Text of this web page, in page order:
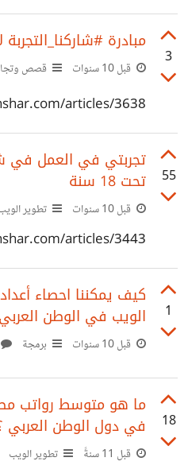
ولكن لا يمكنه سحبه،
شيء معين مثلاً، المعضلة هي
الرصيد الذي ربحه، والرصيد
ظهرت الكثير من الأخطاء،
3
مبادرة #شاركنا_التجربة
قبل 10 سنوات قصص
articles/3638/
55
تجربتي في العمل في
تحت 18 سنة
قبل 10 سنوات تطوير
articles/3443/
1
كيف يمكننا احصاء
الويب في الوطن
قبل 10 سنوات برمجة
18
ما هو متوسط رواتب
في دول الوطن العربي
قبل 11 سنةً تطوير الويب